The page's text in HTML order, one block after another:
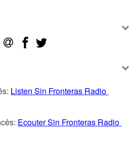
Listen Sin Fronteras Radio
Ecouter Sin Fronteras Radio